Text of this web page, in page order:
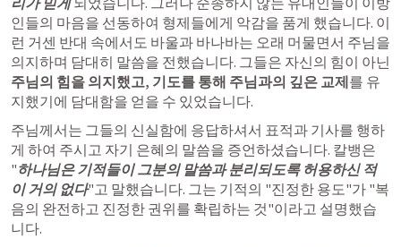
인들의 마음을 선동하여 형제들에게 악감을 품게 했습니다. 이
런 거센 반대 속에서도 바울과 바나바는 오래 머물면서 주님을
주님의 힘을 의지했고, 기도를 통해 주님과의 깊은 교제를 유
지했기에 담대함을 얻을 수 있었습니다.
주님께서는 그들의 신실함에 응답하셔서 표적과 기사를 행하
게 하여 주시고 자기 은혜의 말씀을 증언하셨습니다. 칼뱅은
"하나님은 기적들이 그분의 말씀과 분리되도록 허용하신 적
이 거의 없다"고 말했습니다. 그는 기적의 "진정한 용도"가 "복
음의 완전하고 진정한 권위를 확립하는 것"이라고 설명했습
니다.